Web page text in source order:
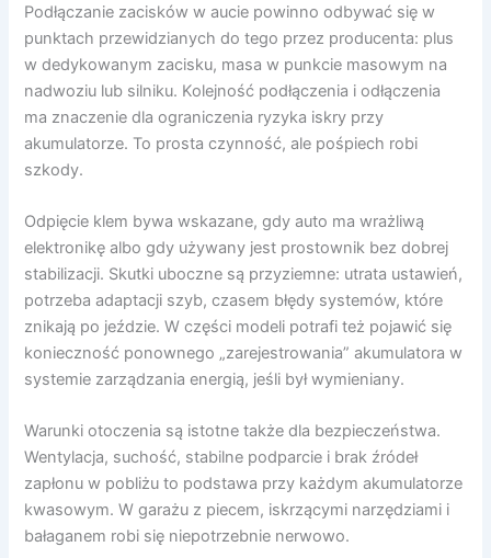
Podłączanie zacisków w aucie powinno odbywać się w
punktach przewidzianych do tego przez producenta: plus
w dedykowanym zacisku, masa w punkcie masowym na
nadwoziu lub silniku. Kolejność podłączenia i odłączenia
ma znaczenie dla ograniczenia ryzyka iskry przy
akumulatorze. To prosta czynność, ale pośpiech robi
szkody.
Odpięcie klem bywa wskazane, gdy auto ma wrażliwą
elektronikę albo gdy używany jest prostownik bez dobrej
stabilizacji. Skutki uboczne są przyziemne: utrata ustawień,
potrzeba adaptacji szyb, czasem błędy systemów, które
znikają po jeździe. W części modeli potrafi też pojawić się
konieczność ponownego „zarejestrowania” akumulatora w
systemie zarządzania energią, jeśli był wymieniany.
Warunki otoczenia są istotne także dla bezpieczeństwa.
Wentylacja, suchość, stabilne podparcie i brak źródeł
zapłonu w pobliżu to podstawa przy każdym akumulatorze
kwasowym. W garażu z piecem, iskrzącymi narzędziami i
bałaganem robi się niepotrzebnie nerwowo.